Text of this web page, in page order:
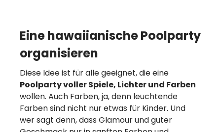
Eine hawaiianische Poolparty
organisieren
Diese Idee ist für alle geeignet, die eine
Poolparty voller Spiele, Lichter und Farben
wollen. Auch Farben, ja, denn leuchtende
Farben sind nicht nur etwas für Kinder. Und
wer sagt denn, dass Glamour und guter